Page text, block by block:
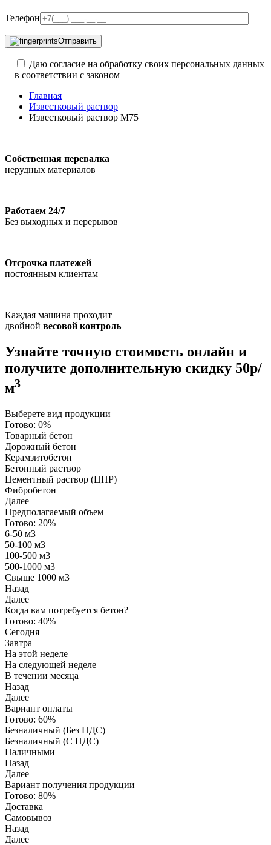
Телефон
Отправить
Даю согласие на обработку своих персональных данных
в соответствии с законом
Главная
Известковый раствор
Известковый раствор М75
Собственная перевалка
нерудных материалов
Работаем 24/7
Без выходных и перерывов
Отсрочка платежей
постоянным клиентам
Каждая машина проходит
двойной весовой контроль
Узнайте точную стоимость онлайн и
получите дополнительную скидку 50р/
м3
Выберете вид продукции
Готово: 0%
Товарный бетон
Дорожный бетон
Керамзитобетон
Бетонный раствор
Цементный раствор (ЦПР)
Фибробетон
Далее
Предполагаемый объем
Готово: 20%
6-50 м3
50-100 м3
100-500 м3
500-1000 м3
Свыше 1000 м3
Назад
Далее
Когда вам потребуется бетон?
Готово: 40%
Сегодня
Завтра
На этой неделе
На следующей неделе
В течении месяца
Назад
Далее
Вариант оплаты
Готово: 60%
Безналичный (Без НДС)
Безналичный (С НДС)
Наличными
Назад
Далее
Вариант получения продукции
Готово: 80%
Доставка
Самовывоз
Назад
Далее